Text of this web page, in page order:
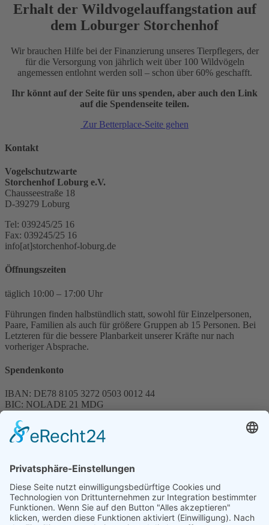
Erhalt der Wildvogelauffangstation auf
dem Loburger Storchenhof
Wir brauchen Hilfe bei der Finanzierung unseres Tierpflegers, der
für die Versorgung von jährlich weit über 100 Wildvögeln
angemessen entlohnt werden soll – schon über 60% geschafft.
Ihr könnt auf der Seite für uns spenden, aber auch den Link
auf die Spendenseite teilen.
Zur Betterplace-Seite gehen
Kontakt
Vogelschutzwarte
Storchenhof Loburg e.V.
Chausseestraße 18
D-39279 Loburg
Tel: 039245/25 16
Fax: 039245/25 16
info[at]storchenhof-loburg.de
Öffnungszeiten
täglich 10:00 – 17:00 Uhr
Führungen finden halbstündlich statt, sowohl für Einzelpersonen,
Paare, Familien als auch für größere Gruppen ab 15 Personen. Bei
Letzteren für die bessere Planbarkeit unserer Kräfte nur nach
vorheriger Absprache.
Spendenkonto
IBAN: DE78 8105 3272 0503 0012 44
BIC: NOLADE 21 MDG
Spenden können steuerlich abgesetzt werden
Förderung
© 1987 – 2025